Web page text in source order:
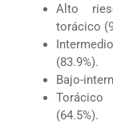
Alto
torácico
(83.9%).
Bajo-
(64.5%).